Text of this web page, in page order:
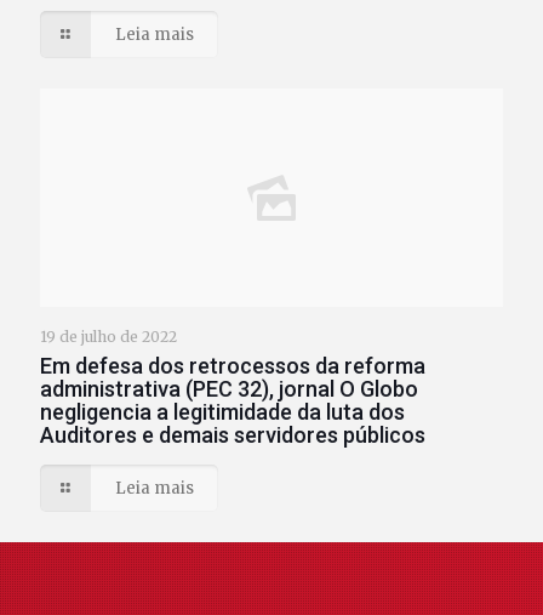
Leia mais
19 de julho de 2022
Em defesa dos retrocessos da reforma
administrativa (PEC 32), jornal O Globo
negligencia a legitimidade da luta dos
Auditores e demais servidores públicos
Leia mais